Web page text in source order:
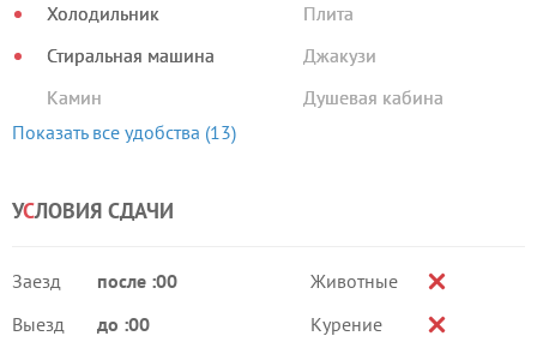
Холодильник
Стиральная машина
Камин
Плита
Джакузи
Душевая кабина
Показать все удобства (13)
УСЛОВИЯ СДАЧИ
Заезд
после :00
Выезд
до :00
Животные
Курение